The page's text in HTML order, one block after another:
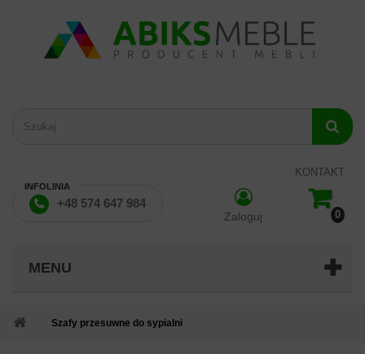
INFOLINIA
+48 574 647 984
Zaloguj 0
KONTAKT
MENU
Szafy przesuwne do sypialni